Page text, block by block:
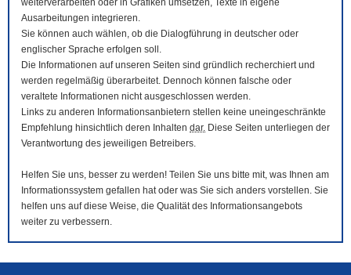
weiterverarbeiten oder in Grafiken umsetzen, Texte in eigene
Ausarbeitungen integrieren.
Sie können auch wählen, ob die Dialogführung in deutscher oder
englischer Sprache erfolgen soll.
Die Informationen auf unseren Seiten sind gründlich recherchiert und
werden regelmäßig überarbeitet. Dennoch können falsche oder
veraltete Informationen nicht ausgeschlossen werden.
Links zu anderen Informationsanbietern stellen keine uneingeschränkte
Empfehlung hinsichtlich deren Inhalten dar. Diese Seiten unterliegen der
Verantwortung des jeweiligen Betreibers.
Helfen Sie uns, besser zu werden! Teilen Sie uns bitte mit, was Ihnen am
Informationssystem gefallen hat oder was Sie sich anders vorstellen. Sie
helfen uns auf diese Weise, die Qualität des Informationsangebots
weiter zu verbessern.